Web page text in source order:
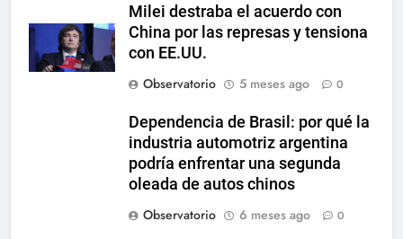
Milei destraba el acuerdo con
China por las represas y tensiona
con EE.UU.
Observatorio
5 meses ago 0
Dependencia de Brasil: por qué la
industria automotriz argentina
podría enfrentar una segunda
oleada de autos chinos
Observatorio
6 meses ago 0